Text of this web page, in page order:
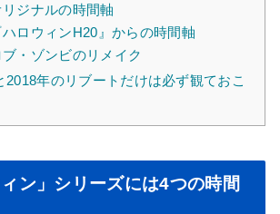
リジナルの時間軸
ハロウィンH20』からの時間軸
ブ・ゾンビのリメイク
2018年のリブートだけは必ず観ておこ
ン」シリーズには4つの時間